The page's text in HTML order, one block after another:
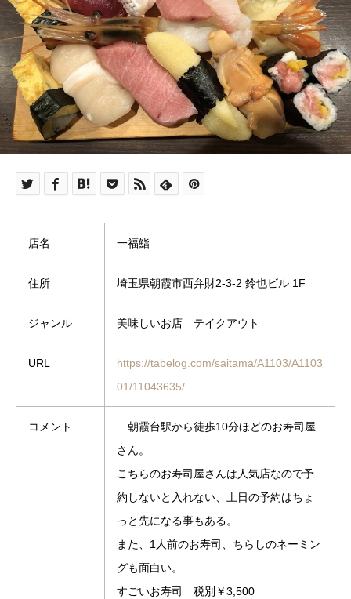
店名 一福鮨
住所 埼玉県朝霞市西弁財2-3-2 鈴也ビル 1F
ジャンル 美味しいお店 テイクアウト
URL
https://tabelog.com/saitama/A1103/A1103
01/11043635/
コメント
朝霞台駅から徒歩10分ほどのお寿司屋
さん。
こちらのお寿司屋さんは人気店なので予
約しないと入れない、土日の予約はちょ
っと先になる事もある。
また、1人前のお寿司、ちらしのネーミン
グも面白い。
すごいお寿司 税別￥3,500